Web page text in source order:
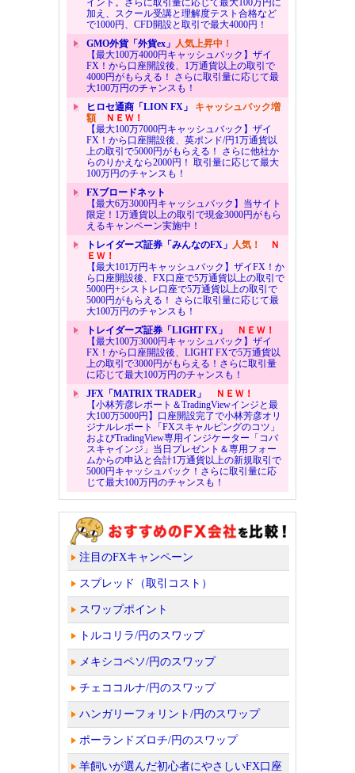
加え、スクール受講と理解度テスト合格など
で1000円、CFD開設と取引で最大4000円！
GMO外貨「外貨ex」 人気上昇中！
【最大100万4000円キャッシュバック】ザイ
FX！から口座開設後、1万通貨以上の取引で
4000円がもらえる！ さらに取引量に応じて最
大100万円のチャンスも！
ヒロセ通商「LION FX」 キャッシュバック増
額ＮＥＷ！
【最大100万7000円キャッシュバック】ザイ
FX！から口座開設後、英ポンド/円1万通貨以
上の取引で5000円がもらえる！ さらに他社か
らのりかえなら2000円！ 取引量に応じて最大
100万円のチャンスも！
FXブロードネット
【最大6万3000円キャッシュバック】当サイト
限定！1万通貨以上の取引で現金3000円がもら
えるキャンペーン実施中！
トレイダーズ証券「みんなのFX」 人気！
Ｎ
ＥＷ！
【最大101万円キャッシュバック】ザイFX！か
ら口座開設後、FX口座で5万通貨以上の取引で
5000円+シストレ口座で5万通貨以上の取引で
5000円がもらえる！ さらに取引量に応じて最
大100万円のチャンスも！
トレイダーズ証券「LIGHT FX」
ＮＥＷ！
【最大100万3000円キャッシュバック】ザイ
FX！から口座開設後、LIGHT FXで5万通貨以
上の取引で3000円がもらえる！さらに取引量
に応じて最大100万円のチャンスも！
JFX「MATRIX TRADER」
ＮＥＷ！
【小林芳彦レポート＆TradingViewインジと最
大100万5000円】口座開設完了で小林芳彦オリ
ジナルレポート「FXスキャルピングのコツ」
およびTradingView専用インジケーター「コバ
スキャインジ」当日プレゼント＆専用フォー
ムからの申込と合計1万通貨以上の新規取引で
5000円キャッシュバック！さらに取引量に応
じて最大100万円のチャンスも！
注目のFXキャンペーン
スプレッド（取引コスト）
スワップポイント
トルコリラ/円のスワップ
メキシコペソ/円のスワップ
チェココルナ/円のスワップ
ハンガリーフォリント/円のスワップ
ポーランドズロチ/円のスワップ
羊飼いが選んだ初心者にやさしいFX口座